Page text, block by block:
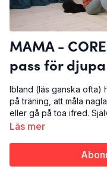
MAMA -
pass för
Ibland (läs ganska ofta)
på träning, att måla
eller gå på toa ifred.
speglar din vardag. Du
Läs mer